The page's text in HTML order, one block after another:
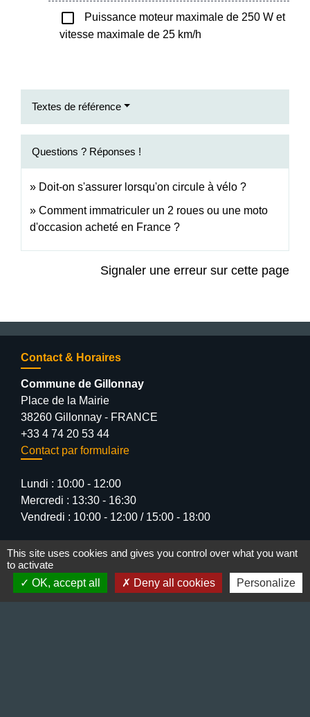
check_box_outline_blank
Puissance moteur maximale de 250 W et
vitesse maximale de 25 km/h
Textes de référence
Questions ? Réponses !
Doit-on s'assurer lorsqu'on circule à vélo ?
Comment immatriculer un 2 roues ou une moto
d'occasion acheté en France ?
Signaler une erreur sur cette page
Contact & Horaires
Commune de Gillonnay
Place de la Mairie
38260 Gillonnay - FRANCE
+33 4 74 20 53 44
Contact par formulaire
Lundi : 10:00 - 12:00
Mercredi : 13:30 - 16:30
Vendredi : 10:00 - 12:00 / 15:00 - 18:00
This site uses cookies and gives you control over what you want
to activate
OK, accept all
Deny all cookies Personalize